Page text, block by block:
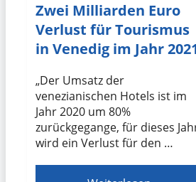
Zwei Milliarden Euro
Verlust für Tourismus
in Venedig im Jahr
„Der Umsatz der
venezianischen Hotels ist im
Jahr 2020 um 80%
zurückgegange, für dieses
wird ein Verlust für den …